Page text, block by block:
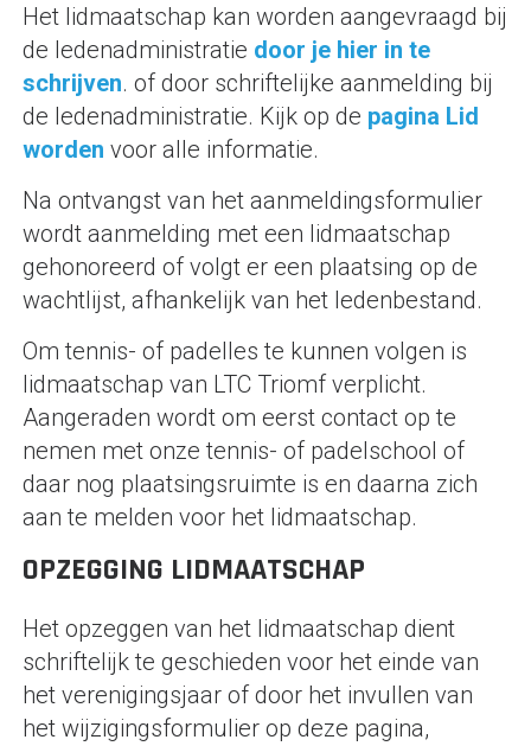
Het lidmaatschap kan worden aangevraagd bij
de ledenadministratie door je hier in te
schrijven. of door schriftelijke aanmelding bij
de ledenadministratie. Kijk op de pagina Lid
worden voor alle informatie.
Na ontvangst van het aanmeldingsformulier
wordt aanmelding met een lidmaatschap
gehonoreerd of volgt er een plaatsing op de
wachtlijst, afhankelijk van het ledenbestand.
Om tennis- of padelles te kunnen volgen is
lidmaatschap van LTC Triomf verplicht.
Aangeraden wordt om eerst contact op te
nemen met onze tennis- of padelschool of
daar nog plaatsingsruimte is en daarna zich
aan te melden voor het lidmaatschap.
OPZEGGING LIDMAATSCHAP
Het opzeggen van het lidmaatschap dient
schriftelijk te geschieden voor het einde van
het verenigingsjaar of door het invullen van
het wijzigingsformulier op deze pagina,